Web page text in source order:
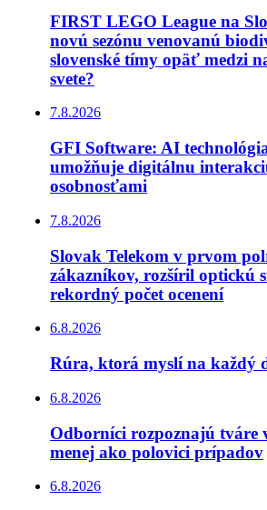
FIRST LEGO League na
novú sezónu venovanú
slovenské tímy opäť medzi
svete?
7.8.2026
GFI Software: AI
umožňuje digitálnu
osobnosťami
7.8.2026
Slovak Telekom v prvom
zákazníkov, rozšíril optickú
rekordný počet ocenení
6.8.2026
Rúra, ktorá myslí na každý
6.8.2026
Odborníci rozpoznajú tváre
menej ako polovici prípadov
6.8.2026